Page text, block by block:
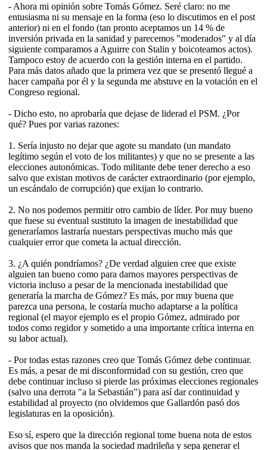
- Ahora mi opinión sobre Tomás Gómez. Seré claro: no me
entusiasma ni su mensaje en la forma (eso lo discutimos en el post
anterior) ni en el fondo (tan pronto aceptamos un 14 % de
inversión privada en la sanidad y parecemos "moderados" y al día
siguiente comparamos a Aguirre con Stalin y boicoteamos actos).
Tampoco estoy de acuerdo con la gestión interna en el partido.
Para más datos añado que la primera vez que se presentó llegué a
hacer campaña por él y la segunda me abstuve en la votación en el
Congreso regional.
- Dicho esto, no aprobaría que dejase de liderad el PSM. ¿Por
qué? Pues por varias razones:
1. Sería injusto no dejar que agote su mandato (un mandato
legítimo según el voto de los militantes) y que no se presente a las
elecciones autonómicas. Todo militante debe tener derecho a eso
salvo que existan motivos de carácter extraordinario (por ejemplo,
un escándalo de corrupción) que exijan lo contrario.
2. No nos podemos permitir otro cambio de líder. Por muy bueno
que fuese su eventual sustituto la imagen de inestabilidad que
generaríamos lastraría nuestars perspectivas mucho más que
cualquier error que cometa la actual dirección.
3. ¿A quién pondríamos? ¿De verdad alguien cree que existe
alguien tan bueno como para darnos mayores perspectivas de
victoria incluso a pesar de la mencionada inestabilidad que
generaría la marcha de Gómez? Es más, por muy buena que
parezca una persona, le costaría mucho adaptarse a la política
regional (el mayor ejemplo es el propio Gómez, admirado por
todos como regidor y sometido a una importante crítica interna en
su labor actual).
- Por todas estas razones creo que Tomás Gómez debe continuar.
Es más, a pesar de mi disconformidad con su gestión, creo que
debe continuar incluso si pierde las próximas elecciones regionales
(salvo una derrota "a la Sebastián") para así dar continuidad y
estabilidad al proyecto (no olvidemos que Gallardón pasó dos
legislaturas en la oposición).
Eso sí, espero que la dirección regional tome buena nota de estos
avisos que nos manda la sociedad madrileña y sepa generar el